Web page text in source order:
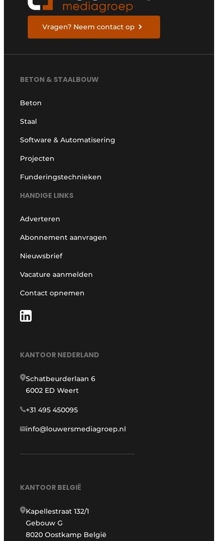
Vragen? Neem contact op
BETON & STAALBOUW
Beton
Staal
Software & Automatisering
Projecten
Funderingstechnieken
HANDIGE LINKS
Adverteren
Abonnement aanvragen
Nieuwsbrief
Vacature aanmelden
Contact opnemen
KANTOOR NEDERLAND
Schatbeurderlaan 6
6002 ED Weert
+31 495 450095
info@louwersmediagroep.nl
KANTOOR BELGIË
Kapellestraat 132/1
Gebouw G
8020 Oostkamp België